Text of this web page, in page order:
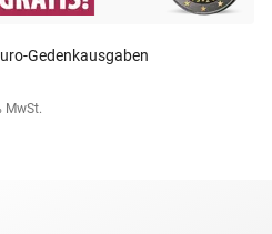
Gedenkausgaben
MwSt.